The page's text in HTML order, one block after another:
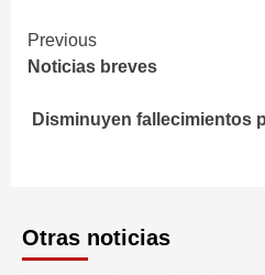
Continue
Reading
Previous
Noticias breves
Disminuyen fallecimientos
Otras noticias